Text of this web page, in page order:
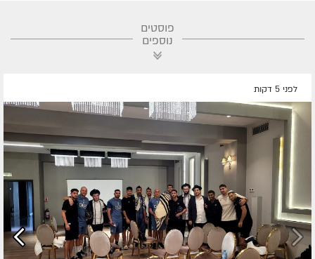
פוסטים
נוספים
לפני 5 דקות